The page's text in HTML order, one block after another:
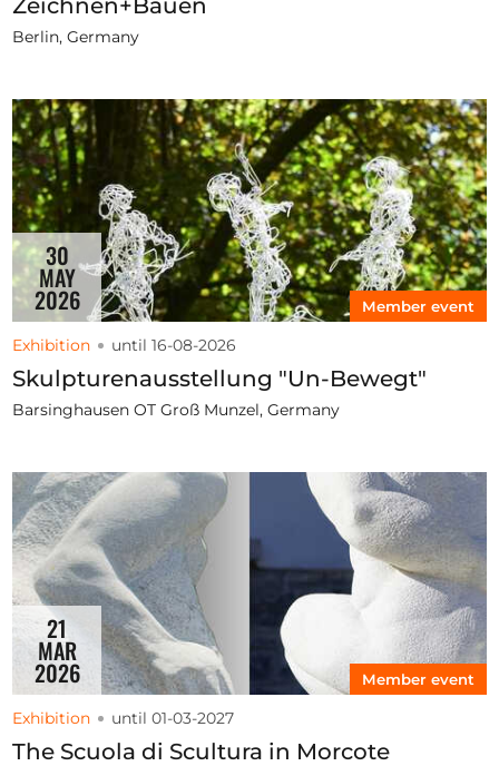
Berlin, Germany
30
MAY
2026 Member event
Exhibition until 16-08-2026
Skulpturenausstellung "Un-Bewegt"
Barsinghausen OT Groß Munzel, Germany
21
MAR
2026 Member event
Exhibition until 01-03-2027
The Scuola di Scultura in Morcote